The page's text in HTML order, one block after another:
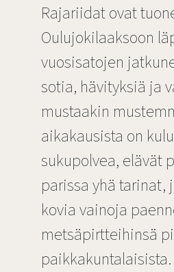
Rajariidat ovat
Oulujokilaaksoon
vuosisatojen
sotia, hävityksiä ja
mustaakin
aikakausista on
sukupolvea, elävät
parissa yhä tarinat,
kovia vainoja
metsäpirtteihinsä
paikkakuntalaisista.